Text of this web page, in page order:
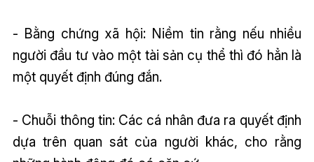
- Bằng chứng xã hội: Niềm tin rằng nếu nhiều
người đầu tư vào một tài sản cụ thể thì đó hẳn là
một quyết định đúng đắn.
- Chuỗi thông tin: Các cá nhân đưa ra quyết định
dựa trên quan sát của người khác, cho rằng